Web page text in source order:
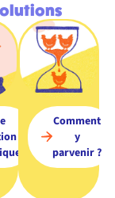
Comment
y
parvenir ?